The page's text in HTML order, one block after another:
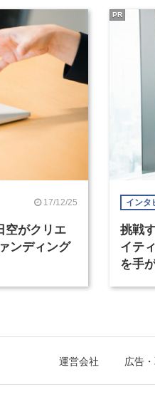
17/12/25
空がクリエ
ンディング
インタ
挑戦
イテ
を手
PR
運営会社 広告